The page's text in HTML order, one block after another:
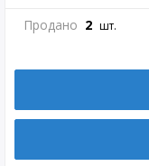
Продано 2 шт.